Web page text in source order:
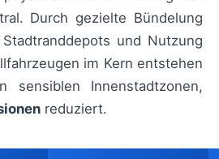
Durch gezielte Bündelung
und Nutzung
im Kern entstehen
sensiblen Innenstadtzonen,
reduziert.